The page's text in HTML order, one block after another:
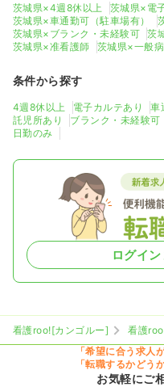
茨城県×4週8休以上
茨城県×電
茨城県×車通勤可（駐車場有）
茨城県×ブランク・未経験可
茨
茨城県×准看護師
茨城県×一般
条件から探す
4週8休以上 電子カルテあり 車
託児所あり
ブランク・未経験可
日勤のみ
ログイ
看護roo![カンゴルー] 看護
「希望に合う求人
「転職するかどう
お気軽にご